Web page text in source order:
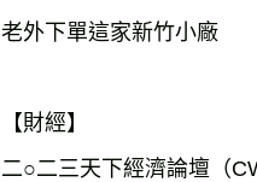
老外下單這家新竹小廠
【財經】
二○二三天下經濟論壇（